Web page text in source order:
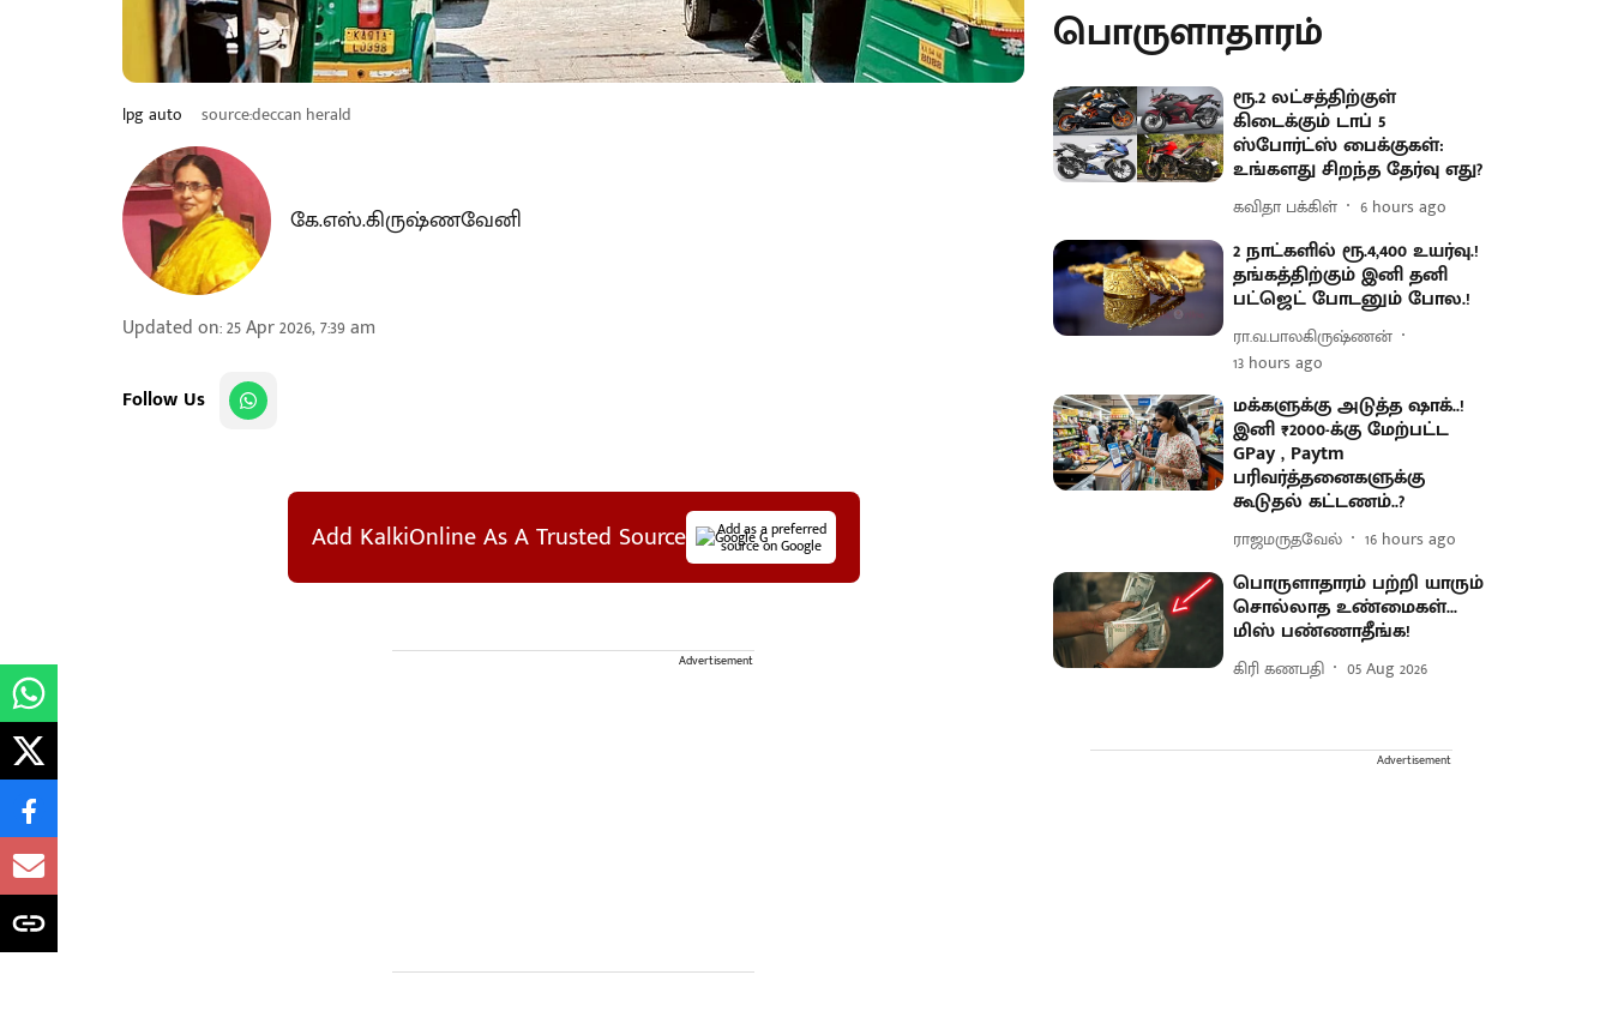
lpg auto source:deccan herald
கே.எஸ்.கிருஷ்ணவேனி
Updated on:25 Apr 2026, 7:39 am
Follow Us
Add KalkiOnline As A Trusted Source Add as a preferred
source on Google
Advertisement
பொருளாதாரம்
ரூ.2 லட்சத்திற்குள்
கிடைக்கும் டாப் 5
ஸ்போர்ட்ஸ் பைக்குகள்:
உங்களது சிறந்த தேர்வு எது?
கவிதா பக்கிள் 6 hours ago
2 நாட்களில் ரூ.4,400 உயர்வு.!
தங்கத்திற்கும் இனி தனி
பட்ஜெட் போடனும் போல.!
ரா.வ.பாலகிருஷ்ணன்
13 hours ago
மக்களுக்கு அடுத்த ஷாக்..!
இனி ₹2000-க்கு மேற்பட்ட
GPay , Paytm
பரிவர்த்தனைகளுக்கு
கூடுதல் கட்டணம்..?
ராஜமருதவேல் 16 hours ago
பொருளாதாரம் பற்றி யாரும்
சொல்லாத உண்மைகள்...
மிஸ் பண்ணாதீங்க!
கிரி கணபதி 05 Aug 2026
Advertisement